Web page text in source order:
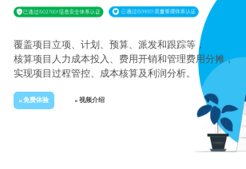
覆盖项目立项、计划、预算、派发和跟踪等，
核算项目人力成本投入、费用开销和管理费用分摊，
实现项目过程管控、成本核算及利润分析。
免费体验 视频介绍